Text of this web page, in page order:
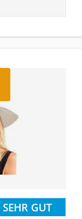
SEHR GUT